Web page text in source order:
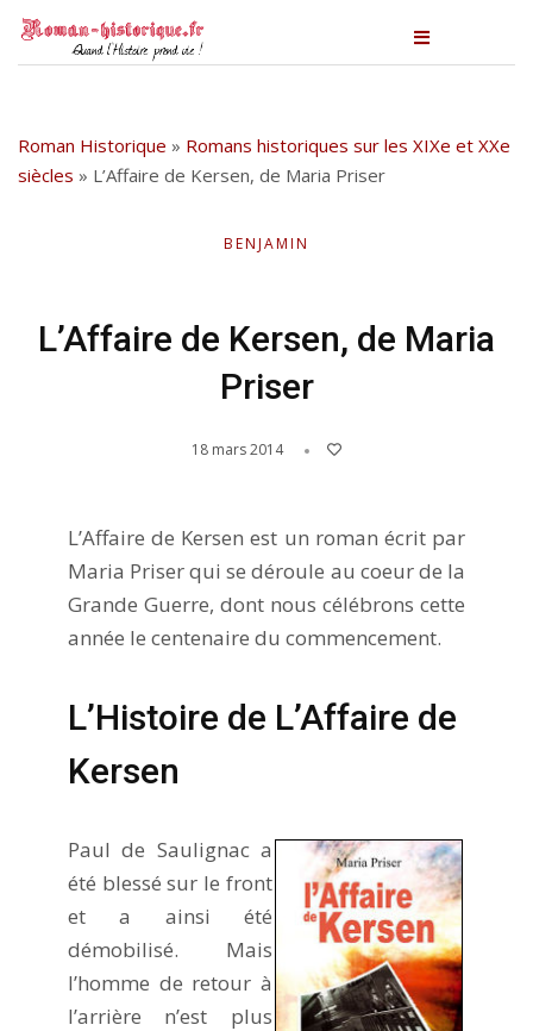
Roman Historique » Romans historiques sur les XIXe et XXe
siècles » L’Affaire de Kersen, de Maria Priser
BENJAMIN
L’Affaire de Kersen, de Maria
Priser
18 mars 2014
L’Affaire de Kersen est un roman écrit par
Maria Priser qui se déroule au coeur de la
Grande Guerre, dont nous célébrons cette
année le centenaire du commencement.
L’Histoire de L’Affaire de
Kersen
Paul de Saulignac a
été blessé sur le front
et a ainsi été
démobilisé. Mais
l’homme de retour à
l’arrière n’est plus